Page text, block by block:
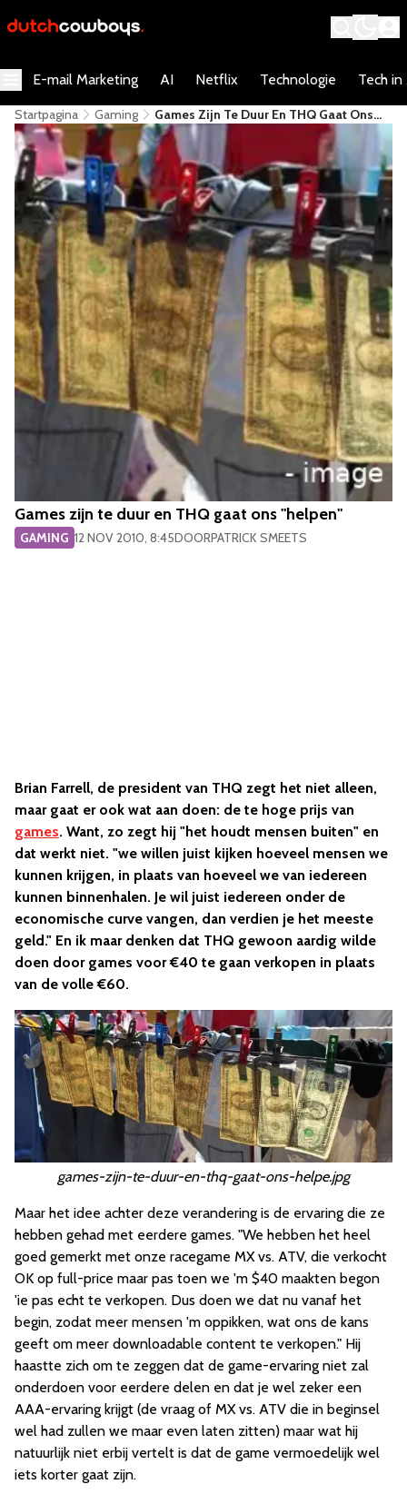
E-mail Marketing AI Netflix Technologie Tech in
Startpagina Gaming
Games Zijn Te Duur En THQ Gaat Ons
"helpen"
Games zijn te duur en THQ gaat ons "helpen"
GAMING 12 NOV 2010, 8:45DOORPATRICK SMEETS
Brian Farrell, de president van THQ zegt het niet alleen,
maar gaat er ook wat aan doen: de te hoge prijs van
games. Want, zo zegt hij "het houdt mensen buiten" en
dat werkt niet. "we willen juist kijken hoeveel mensen we
kunnen krijgen, in plaats van hoeveel we van iedereen
kunnen binnenhalen. Je wil juist iedereen onder de
economische curve vangen, dan verdien je het meeste
geld." En ik maar denken dat THQ gewoon aardig wilde
doen door games voor €40 te gaan verkopen in plaats
van de volle €60.
games-zijn-te-duur-en-thq-gaat-ons-helpe.jpg
Maar het idee achter deze verandering is de ervaring die ze
hebben gehad met eerdere games. "We hebben het heel
goed gemerkt met onze racegame MX vs. ATV, die verkocht
OK op full-price maar pas toen we 'm $40 maakten begon
'ie pas echt te verkopen. Dus doen we dat nu vanaf het
begin, zodat meer mensen 'm oppikken, wat ons de kans
geeft om meer downloadable content te verkopen." Hij
haastte zich om te zeggen dat de game-ervaring niet zal
onderdoen voor eerdere delen en dat je wel zeker een
AAA-ervaring krijgt (de vraag of MX vs. ATV die in beginsel
wel had zullen we maar even laten zitten) maar wat hij
natuurlijk niet erbij vertelt is dat de game vermoedelijk wel
iets korter gaat zijn.